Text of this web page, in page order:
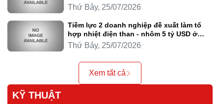
Thứ Bảy, 25/07/2026
Tiềm lực 2 doanh nghiệp đề xuất làm tổ
hợp nhiệt điện than - nhôm 5 tỷ USD ở
Lâm Đồng
Thứ Bảy, 25/07/2026
Xem tất cả
KỸ THUẬT